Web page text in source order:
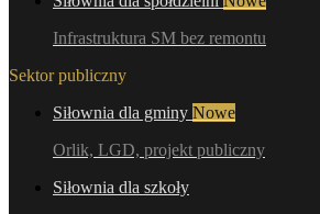
Infrastruktura SM bez remontu
Sektor publiczny
Siłownia dla gminy Nowe
Orlik, LGD, projekt publiczny
Siłownia dla szkoły